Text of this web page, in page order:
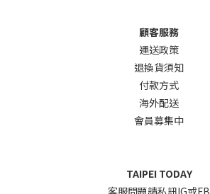
顧客服務
運送政策
退換貨須知
付款方式
海外配送
會員募集中
TAIPEI TODAY
客服問題請私訊IG或FB